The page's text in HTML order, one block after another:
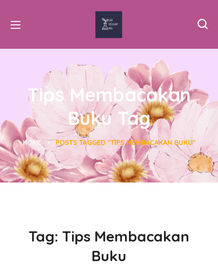
Tips Membacakan
Buku Tag
HOME POSTS TAGGED "TIPS MEMBACAKAN BUKU"
Tag: Tips Membacakan
Buku